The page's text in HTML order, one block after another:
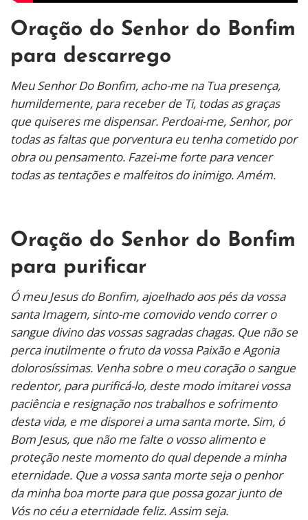
Oração do Senhor do Bonfim
para descarrego
Meu Senhor Do Bonfim, acho-me na Tua presença,
humildemente, para receber de Ti, todas as graças
que quiseres me dispensar. Perdoai-me, Senhor, por
todas as faltas que porventura eu tenha cometido por
obra ou pensamento. Fazei-me forte para vencer
todas as tentações e malfeitos do inimigo. Amém.
Oração do Senhor do Bonfim
para purificar
Ó meu Jesus do Bonfim, ajoelhado aos pés da vossa
santa Imagem, sinto-me comovido vendo correr o
sangue divino das vossas sagradas chagas. Que não se
perca inutilmente o fruto da vossa Paixão e Agonia
dolorosíssimas. Venha sobre o meu coração o sangue
redentor, para purificá-lo, deste modo imitarei vossa
paciência e resignação nos trabalhos e sofrimento
desta vida, e me disporei a uma santa morte. Sim, ó
Bom Jesus, que não me falte o vosso alimento e
proteção neste momento do qual depende a minha
eternidade. Que a vossa santa morte seja o penhor
da minha boa morte para que possa gozar junto de
Vós no céu a eternidade feliz. Assim seja.